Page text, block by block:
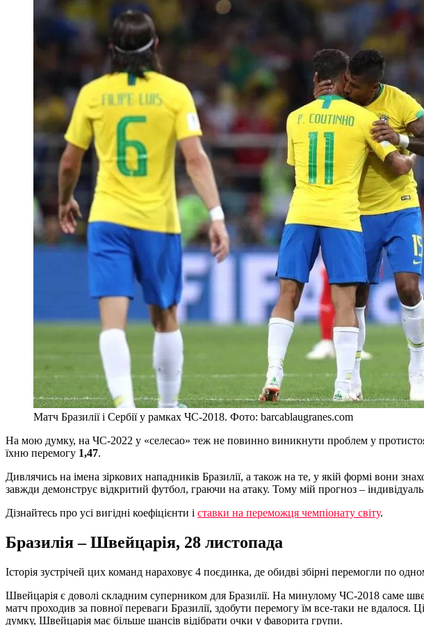
Матч Бразилії і Сербії у рамках ЧС-2018. Фото: barcablaugranes.com
На мою думку, на ЧС-2022 у «селесао» теж не повинно виникнути проблем у
їхню перемогу 1,47.
Дивлячись на імена зіркових нападників Бразилії, а також на те, у якій формі вони
завжди демонструє відкритий футбол, граючи на атаку. Тому мій прогноз –
Дізнайтесь про усі вигідні коефіцієнти і ставки на переможця чемпіонату світу.
Бразилія – Швейцарія, 28 листопада
Історія зустрічей цих команд нараховує 4 поєдинка, де обидві збірні перемогли по
Швейцарія є доволі складним суперником для Бразилії. На минулому ЧС-2018 саме
матч проходив за повної переваги Бразилії, здобути перемогу їм все-таки не вдалося.
думку, Швейцарія має більше шансів відібрати очки у фаворита групи.